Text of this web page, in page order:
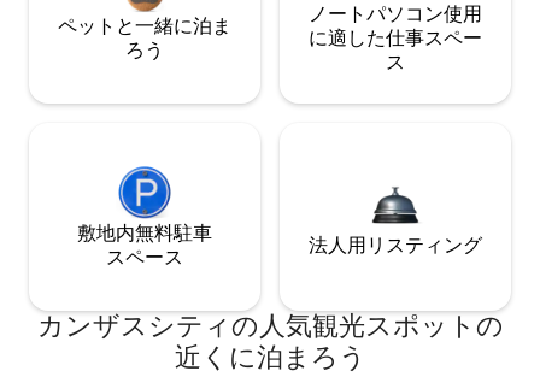
ペットと一緒に泊ま
ろう
ノートパソコン使用
に適した仕事スペー
ス
敷地内無料駐⁠車
ス⁠ペ⁠ー⁠ス
法人用リスティング
カンザスシティの人気観光スポットの
近くに泊まろう